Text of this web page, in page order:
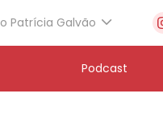
Patrícia Galvão
Podcast